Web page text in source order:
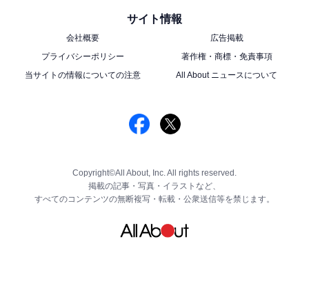
サイト情報
会社概要
広告掲載
プライバシーポリシー
著作権・商標・免責事項
当サイトの情報についての注意
All About ニュースについて
Copyright©All About, Inc. All rights reserved.
掲載の記事・写真・イラストなど、
すべてのコンテンツの無断複写・転載・公衆送信等を禁じます。